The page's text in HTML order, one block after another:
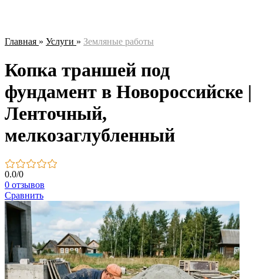
Главная » Услуги » Земляные работы
Копка траншей под
фундамент в Новороссийске |
Ленточный,
мелкозаглубленный
0.0/0
0 отзывов
Сравнить